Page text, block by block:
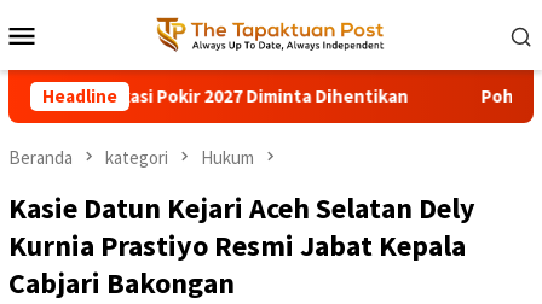
ke
kontenMobile
Headline Pohon Besar Tumbang Diterjang Angin
Beranda kategori Hukum
Kasie Datun Kejari Aceh Selatan Dely
Kurnia Prastiyo Resmi Jabat Kepala
Cabjari Bakongan